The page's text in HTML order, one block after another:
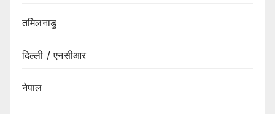
तमिलनाडु
दिल्ली / एनसीआर
नेपाल